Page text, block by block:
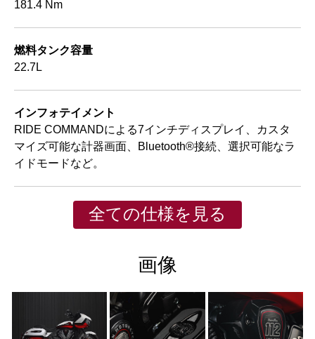
181.4 Nm
燃料タンク容量
22.7L
インフォテイメント
RIDE COMMANDによる7インチディスプレイ、カスタ
マイズ可能な計器画面、Bluetooth®接続、選択可能なラ
イドモードなど。
全ての仕様を見る
画像